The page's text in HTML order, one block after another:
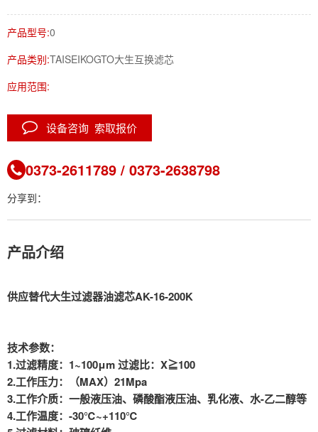
产品型号:0
产品类别:TAISEIKOGTO大生互换滤芯
应用范围:
设备咨询 索取报价
0373-2611789 / 0373-2638798
分享到：
产品介绍
供应替代大生过滤器油滤芯AK-16-200K
技术参数：
1.过滤精度：1~100μm 过滤比：X≧100
2.工作压力：（MAX）21Mpa
3.工作介质：一般液压油、磷酸酯液压油、乳化液、水-乙二醇等
4.工作温度：-30℃~+110℃